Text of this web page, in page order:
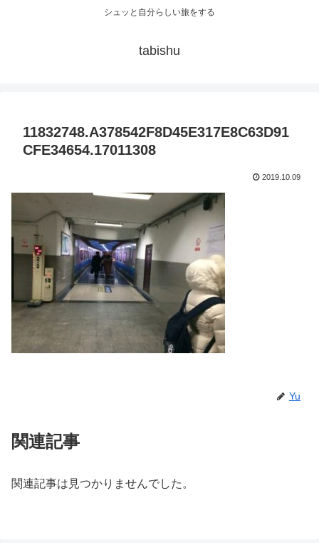
シュッと自分らしい旅をする
tabishu
11832748.A378542F8D45E317E8C63D91
CFE34654.17011308
2019.10.09
Yu
関連記事
関連記事は見つかりませんでした。